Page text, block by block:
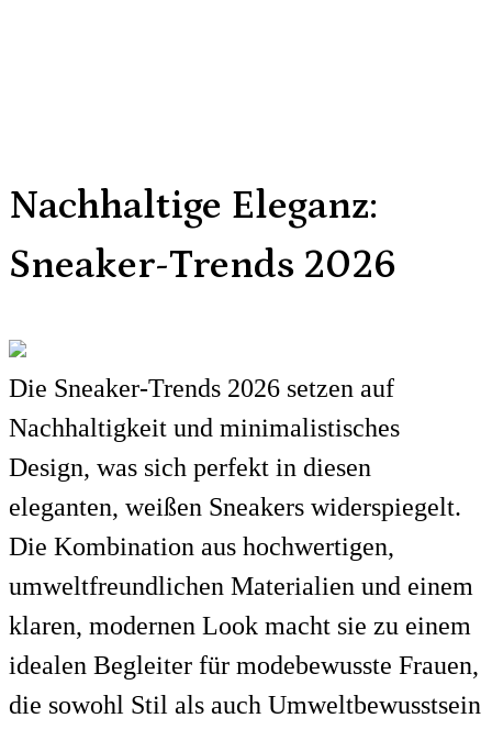
Nachhaltige Eleganz:
Sneaker-Trends 2026
Die Sneaker-Trends 2026 setzen auf
Nachhaltigkeit und minimalistisches
Design, was sich perfekt in diesen
eleganten, weißen Sneakers widerspiegelt.
Die Kombination aus hochwertigen,
umweltfreundlichen Materialien und einem
klaren, modernen Look macht sie zu einem
idealen Begleiter für modebewusste Frauen,
die sowohl Stil als auch Umweltbewusstsein